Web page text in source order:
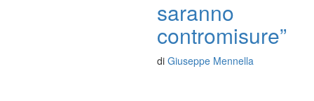
saranno
contromisure”
di Giuseppe Mennella